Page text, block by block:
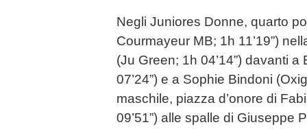
Negli Juniores Donne, quarto
Courmayeur MB; 1h 11’19”)
(Ju Green; 1h 04’14”) davanti
07’24”) e a Sophie Bindoni
maschile, piazza d’onore di
09’51”) alle spalle di Giuseppe